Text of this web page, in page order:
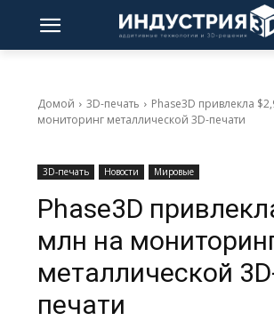
Домой 3D-печать
Phase3D привлекла
мониторинг металлической 3D-печати
3D-печать Новости Мировые
Phase3D
млн на
металлической
печати